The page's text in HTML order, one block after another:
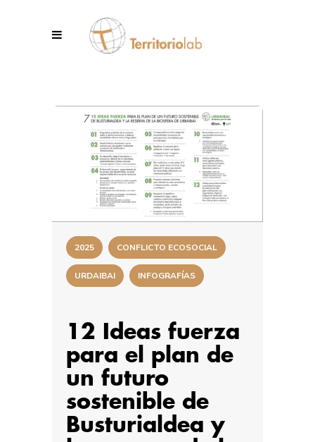
2025 CONFLICTO ECOSOCIAL
URDAIBAI INFOGRAFÍAS
12 Ideas fuerza
para el plan de
un futuro
sostenible de
Busturialdea y